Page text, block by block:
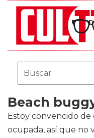
Beach
Estoy convencido
ocupada, así que no